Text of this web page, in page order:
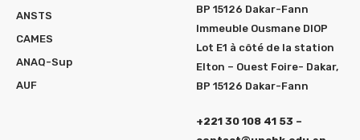
ANSTS
CAMES
ANAQ-Sup
AUF
BP 15126 Dakar-Fann
Immeuble Ousmane DIOP
Lot E1 à côté de la station
Elton – Ouest Foire- Dakar,
BP 15126 Dakar-Fann
+221 30 108 41 53 –